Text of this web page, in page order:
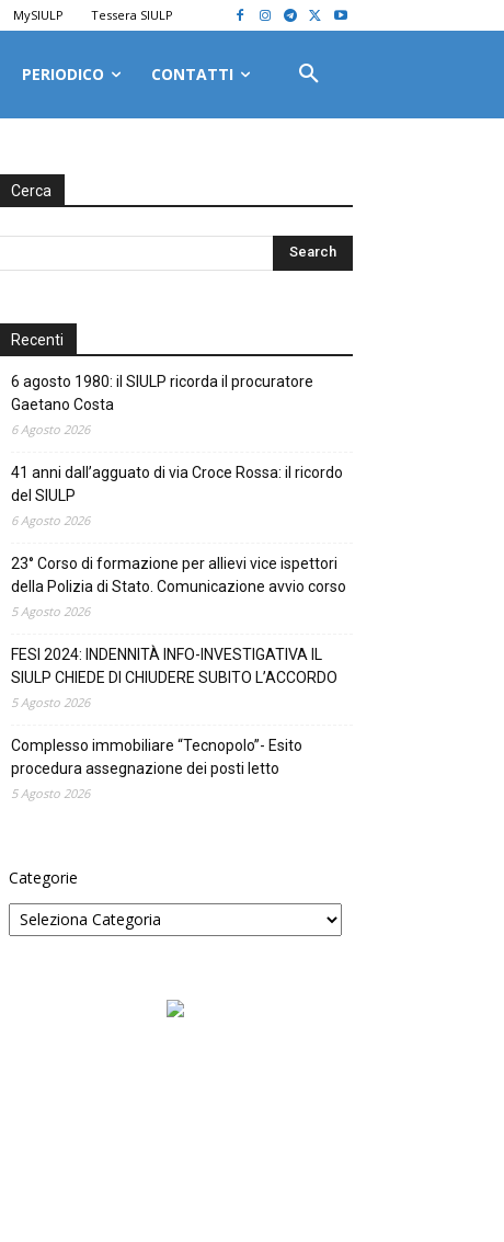
MySIULP Tessera SIULP
PERIODICO CONTATTI
Cerca
Recenti
6 agosto 1980: il SIULP ricorda il procuratore
Gaetano Costa
6 Agosto 2026
41 anni dall’agguato di via Croce Rossa: il ricordo
del SIULP
6 Agosto 2026
23° Corso di formazione per allievi vice ispettori
della Polizia di Stato. Comunicazione avvio corso
5 Agosto 2026
FESI 2024: INDENNITÀ INFO-INVESTIGATIVA IL
SIULP CHIEDE DI CHIUDERE SUBITO L’ACCORDO
5 Agosto 2026
Complesso immobiliare “Tecnopolo”- Esito
procedura assegnazione dei posti letto
5 Agosto 2026
Categorie